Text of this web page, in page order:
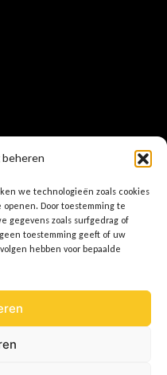
beheren
we technologieën zoals cookies
Door toestemming te
gegevens zoals surfgedrag of
toestemming geeft of uw
hebben voor bepaalde